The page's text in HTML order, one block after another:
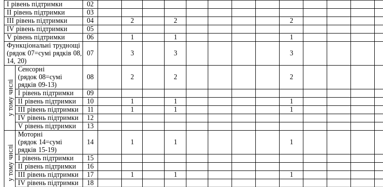
I рівень підтримки
02
II рівень підтримки
03
III рівень підтримки
04 2 2 2
IV рівень підтримки
05
V рівень підтримки
06 1 1
1
Функціональні труднощі
(рядок 07=сумі рядків 08,
14, 20)
07 3 3 3
у тому числі
Сенсорні
(рядок 08=сумі
рядків 09-13)
08 2 2 2
I рівень підтримки
09
II рівень підтримки
10 1 1 1
III рівень підтримки
11 1 1
1
IV рівень підтримки
12
V рівень підтримки
13
у тому числі
Моторні
(рядок 14=сумі
рядків 15-19)
14 1 1 1
I рівень підтримки
15
II рівень підтримки
16
III рівень підтримки
17 1 1 1
IV рівень підтримки
18